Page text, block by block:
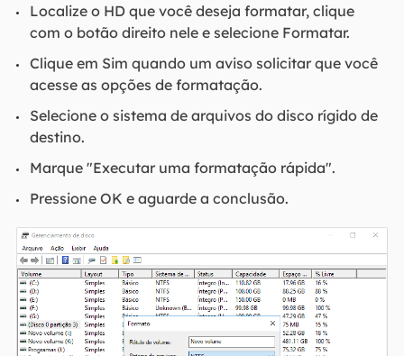
Localize o HD que você deseja formatar, clique
com o botão direito nele e selecione Formatar.
Clique em Sim quando um aviso solicitar que você
acesse as opções de formatação.
Selecione o sistema de arquivos do disco rígido de
destino.
Marque "Executar uma formatação rápida".
Pressione OK e aguarde a conclusão.